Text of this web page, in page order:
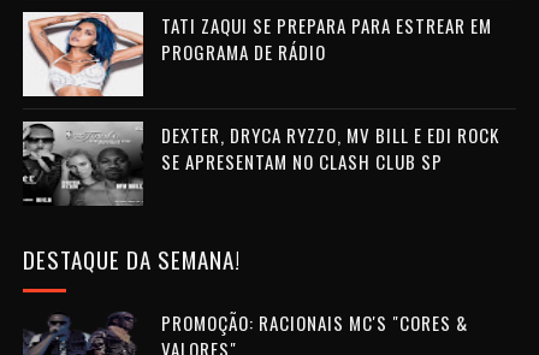
TATI ZAQUI SE PREPARA PARA ESTREAR EM
PROGRAMA DE RÁDIO
DEXTER, DRYCA RYZZO, MV BILL E EDI ROCK
SE APRESENTAM NO CLASH CLUB SP
DESTAQUE DA SEMANA!
PROMOÇÃO: RACIONAIS MC'S "CORES &
VALORES"